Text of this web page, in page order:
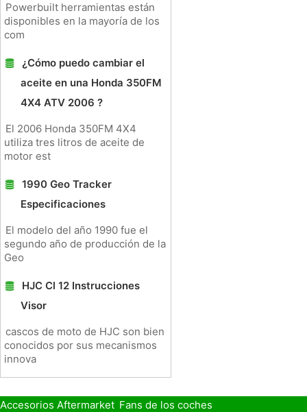
Powerbuilt herramientas están
disponibles en la mayoría de los
com
¿Cómo puedo cambiar el
aceite en una Honda 350FM
4X4 ATV 2006 ?
El 2006 Honda 350FM 4X4
utiliza tres litros de aceite de
motor est
1990 Geo Tracker
Especificaciones
El modelo del año 1990 fue el
segundo año de producción de la
Geo
HJC Cl 12 Instrucciones
Visor
cascos de moto de HJC son bien
conocidos por sus mecanismos
innova
Accesorios Aftermarket Fans de los coches